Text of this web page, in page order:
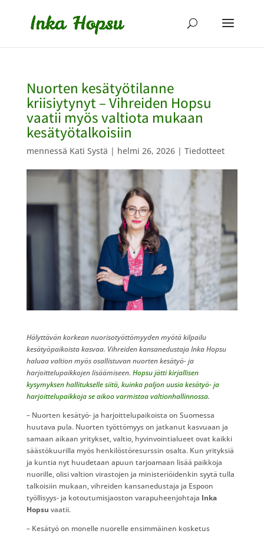
Nuorten kesätyötilanne
kriisiytynyt – Vihreiden Hopsu
vaatii myös valtiota mukaan
kesätyötalkoisiin
mennessä Kati Systä | helmi 26, 2026| Tiedotteet
Hälyttävän korkean nuorisotyöttömyyden myötä kilpailu
kesätyöpaikoista kasvaa. Vihreiden kansanedustaja Inka Hopsu
haluaa valtion myös osallistuvan nuorten kesätyö- ja
harjoittelupaikkojen lisäämiseen. Hopsu jätti kirjallisen
kysymyksen hallitukselle siitä, kuinka paljon uusia kesätyö- ja
harjoittelupaikkoja se aikoo varmistaa valtionhallinnossa.
– Nuorten kesätyö- ja harjoittelupaikoista on Suomessa
huutava pula. Nuorten työttömyys on jatkanut kasvuaan ja
samaan aikaan yritykset, valtio, hyvinvointialueet ovat kaikki
säästökuurilla myös henkilöstöresurssin osalta. Kun yrityksiä
ja kuntia nyt huudetaan apuun tarjoamaan lisää paikkoja
nuorille, olisi valtion virastojen ja ministeriöidenkin syytä tulla
talkoisiin mukaan, vihreiden kansanedustaja ja Espoon
työllisyys- ja kotoutumisjaoston varapuheenjohtaja Inka
Hopsu vaatii.
– Kesätyö on monelle nuorelle ensimmäinen kosketus